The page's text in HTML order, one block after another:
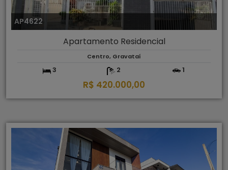
AP4622
Apartamento Residencial
Centro, Gravataí
3 2 1
R$ 420.000,00